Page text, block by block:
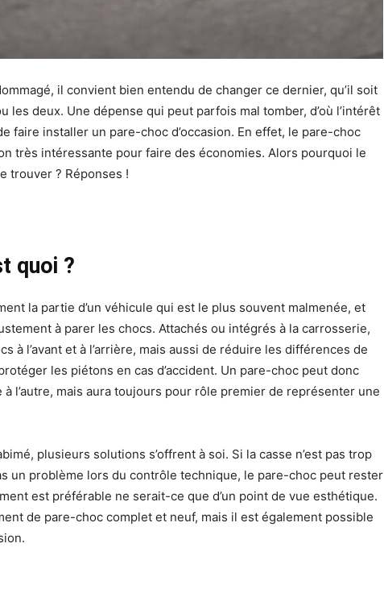
il convient bien entendu de changer ce dernier, qu’il soit
les deux. Une dépense qui peut parfois mal tomber, d’où l’intérêt
faire installer un pare-choc d’occasion. En effet, le pare-choc
très intéressante pour faire des économies. Alors pourquoi le
trouver ? Réponses !
quoi ?
la partie d’un véhicule qui est le plus souvent malmenée, et
à parer les chocs. Attachés ou intégrés à la carrosserie,
à l’avant et à l’arrière, mais aussi de réduire les différences de
les piétons en cas d’accident. Un pare-choc peut donc
l’autre, mais aura toujours pour rôle premier de représenter une
plusieurs solutions s’offrent à soi. Si la casse n’est pas trop
un problème lors du contrôle technique, le pare-choc peut rester
est préférable ne serait-ce que d’un point de vue esthétique.
de pare-choc complet et neuf, mais il est également possible